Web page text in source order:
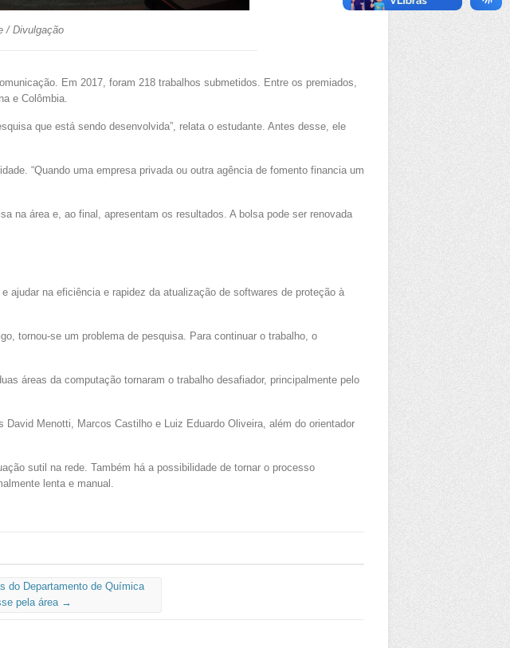
/ Divulgação
Em 2017, foram 218 trabalhos submetidos. Entre os premiados,
e Colômbia.
que está sendo desenvolvida”, relata o estudante. Antes desse, ele
“Quando uma empresa privada ou outra agência de fomento financia um
na área e, ao final, apresentam os resultados. A bolsa pode ser renovada
ajudar na eficiência e rapidez da atualização de softwares de proteção à
tornou-se um problema de pesquisa. Para continuar o trabalho, o
áreas da computação tornaram o trabalho desafiador, principalmente pelo
Menotti, Marcos Castilho e Luiz Eduardo Oliveira, além do orientador
sutil na rede. Também há a possibilidade de tornar o processo
lenta e manual.
do Departamento de Química
pela área →